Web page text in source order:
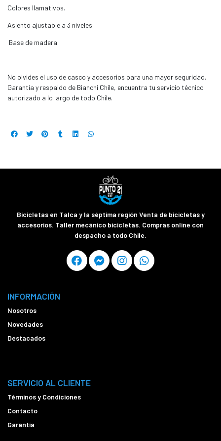
Colores llamativos.
Asiento ajustable a 3 niveles
Base de madera
No olvides el uso de casco y accesorios para una mayor seguridad.
Garantía y respaldo de Bianchi Chile, encuentra tu servicio técnico
autorizado a lo largo de todo Chile.
Bicicletas en Talca y la séptima región Venta de bicicletas y
accesorios. Taller mecánico bicicletas. Compras online con
despacho a todo Chile.
INFORMACIÓN
Nosotros
Novedades
Destacados
SERVICIO AL CLIENTE
Términos y Condiciones
Contacto
Garantía